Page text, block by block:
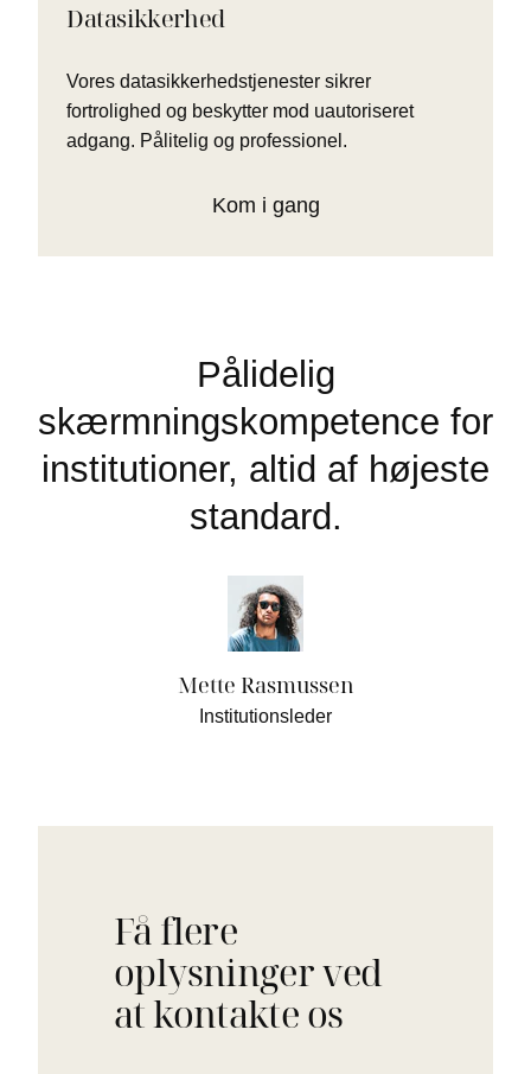
Datasikkerhed
Vores datasikkerhedstjenester sikrer
fortrolighed og beskytter mod uautoriseret
adgang. Pålitelig og professionel.
Kom i gang
Pålidelig
skærmningskompetence for
institutioner, altid af højeste
standard.
Mette Rasmussen
Institutionsleder
Få flere
oplysninger ved
at kontakte os